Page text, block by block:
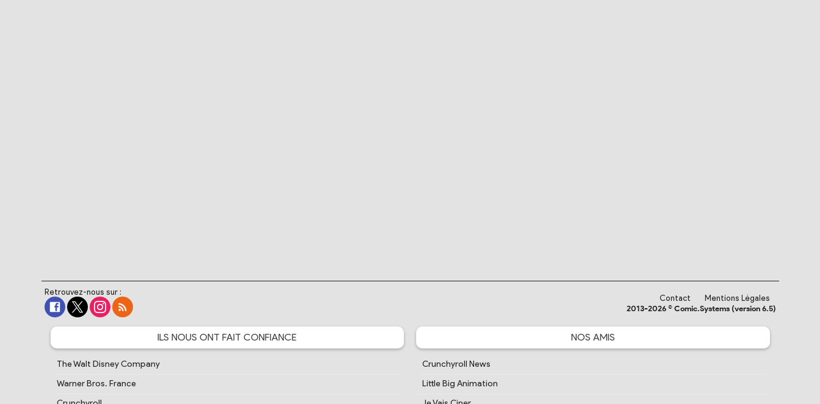
Retrouvez-nous sur :
Contact
Mentions Légales
2013-2026 © Comic.Systems (version 6.5)
ILS NOUS ONT FAIT CONFIANCE
The Walt Disney Company
Warner Bros. France
NOS AMIS
Crunchyroll News
Little Big Animation